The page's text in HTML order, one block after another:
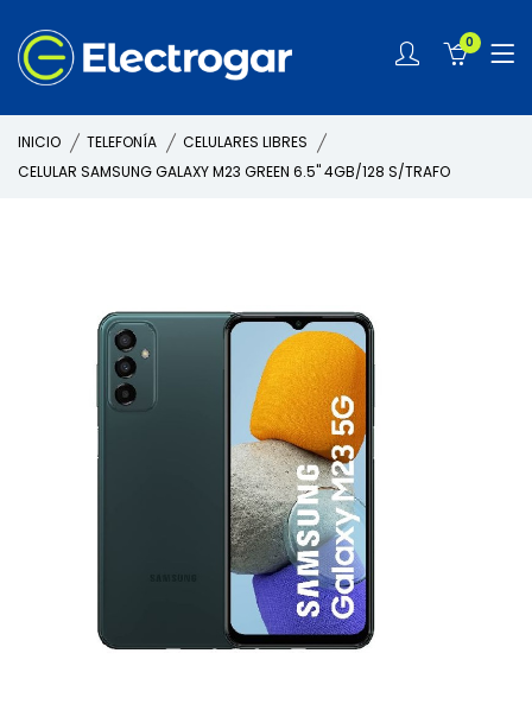
0
INICIO TELEFONÍA
CELULARES LIBRES
CELULAR SAMSUNG GALAXY M23 GREEN 6.5" 4GB/128 S/TRAFO